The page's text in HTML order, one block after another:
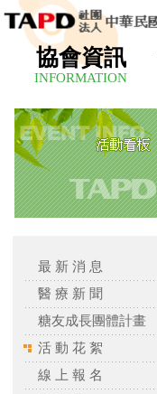
協會資訊
INFORMATION
最 新 消 息
醫 療 新 聞
糖友成長團體計畫
活 動 花 絮
線 上 報 名